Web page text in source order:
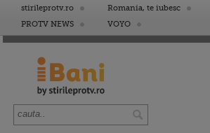
stirileprotv.ro Romania, te iubesc
PROTV NEWS
VOYO